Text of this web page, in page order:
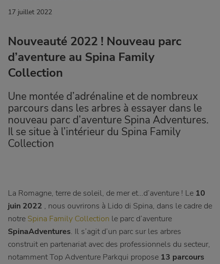
17 juillet 2022
Nouveauté 2022 ! Nouveau parc
d’aventure au Spina Family
Collection
Une montée d’adrénaline et de nombreux
parcours dans les arbres à essayer dans le
nouveau parc d’aventure Spina Adventures.
Il se situe à l’intérieur du Spina Family
Collection
La Romagne, terre de soleil, de mer et…d’aventure ! Le 10
juin 2022 , nous ouvrirons à Lido di Spina, dans le cadre de
notre Spina Family Collection le parc d’aventure
SpinaAdventures. Il s’agit d’un parc sur les arbres
construit en partenariat avec des professionnels du secteur,
notamment Top Adventure Parkqui propose 13 parcours